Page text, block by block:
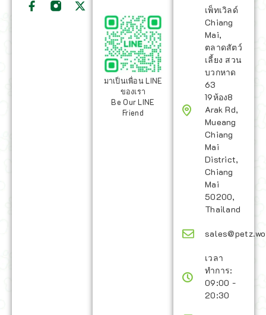
มาเป็นเพื่อน LINE
ของเรา
Be Our LINE
Friend
เพ็ทเวิลด์
Chiang
Mai,
ตลาดสัตว์
เลี้ยง สวน
บวกหาด
63
19ห้อง8
Arak Rd,
Mueang
Chiang
Mai
District,
Chiang
Mai
50200,
Thailand
เวลา
ทำการ:
09:00 -
20:30